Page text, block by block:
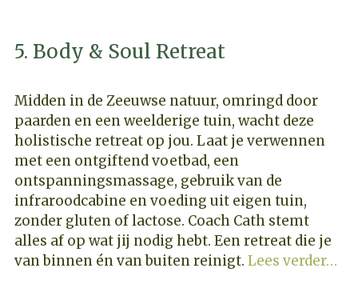
5. Body & Soul Retreat
Midden in de Zeeuwse natuur, omringd door
paarden en een weelderige tuin, wacht deze
holistische retreat op jou. Laat je verwennen
met een ontgiftend voetbad, een
ontspanningsmassage, gebruik van de
infraroodcabine en voeding uit eigen tuin,
zonder gluten of lactose. Coach Cath stemt
alles af op wat jij nodig hebt. Een retreat die je
van binnen én van buiten reinigt. Lees verder…